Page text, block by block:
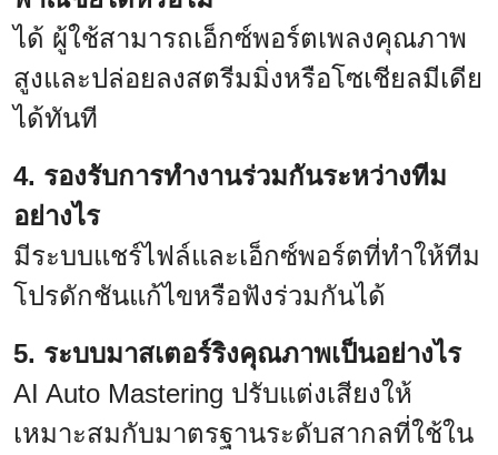
ได้ ผู้ใช้สามารถเอ็กซ์พอร์ตเพลงคุณภาพ
สูงและปล่อยลงสตรีมมิ่งหรือโซเชียลมีเดีย
ได้ทันที
4. รองรับการทำงานร่วมกันระหว่างทีม
อย่างไร
มีระบบแชร์ไฟล์และเอ็กซ์พอร์ตที่ทำให้ทีม
โปรดักชันแก้ไขหรือฟังร่วมกันได้
5. ระบบมาสเตอร์ริงคุณภาพเป็นอย่างไร
AI Auto Mastering ปรับแต่งเสียงให้
เหมาะสมกับมาตรฐานระดับสากลที่ใช้ใน